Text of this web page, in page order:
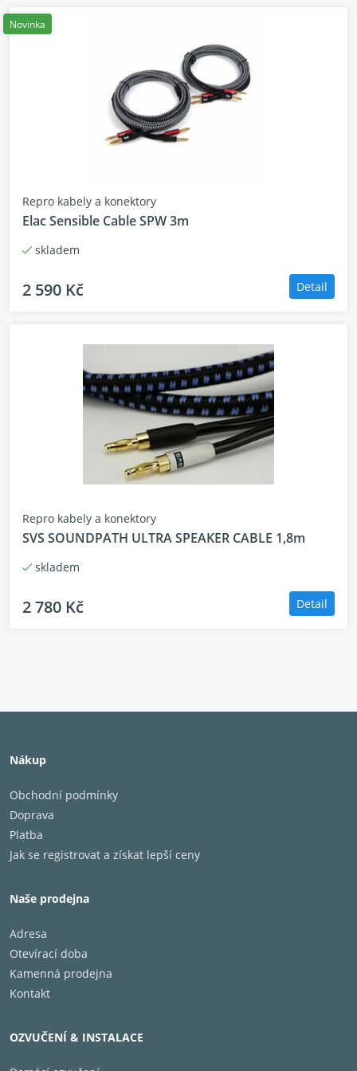
jednoduché ale propracované uživatelské rozhraní a
intuitivní dotykové ovládací prvky pro nastavení
systému, lokální hudební knihovny a dalších aplikací.
úrovní šumu pod 40 uV a poskytuje čistší a
Novinka
Repro kabely a konektory
Elac Sensible Cable SPW 3m
skladem
2 590 Kč Detail
Repro kabely a konektory
SVS SOUNDPATH ULTRA SPEAKER CABLE 1,8m
skladem
2 780 Kč Detail
Nákup
Obchodní podmínky
Doprava
Platba
Jak se registrovat a získat lepší ceny
Naše prodejna
Adresa
Otevírací doba
Kamenná prodejna
Kontakt
OZVUČENÍ & INSTALACE